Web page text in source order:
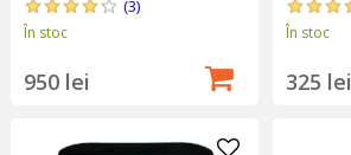
(3)
În stoc
950 lei
În stoc
325 lei